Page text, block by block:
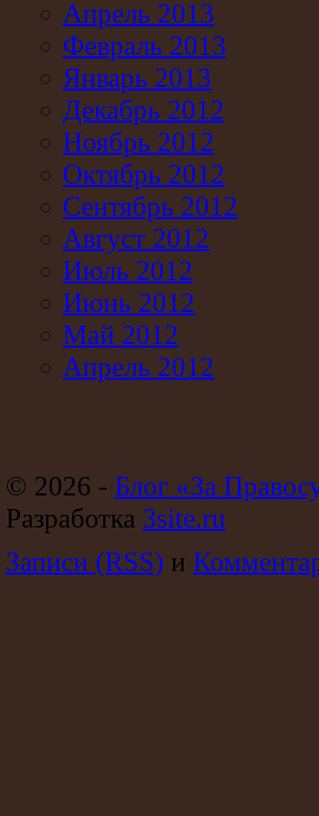
Апрель 2013
Февраль 2013
Январь 2013
Декабрь 2012
Ноябрь 2012
Октябрь 2012
Сентябрь 2012
Август 2012
Июль 2012
Июнь 2012
Май 2012
Апрель 2012
© 2026 - Блог «За
Разработка 3site.ru
Записи (RSS) и